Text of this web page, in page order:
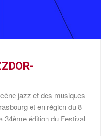
jazz et des musiques
et en région du 8
34ème édition du Festival